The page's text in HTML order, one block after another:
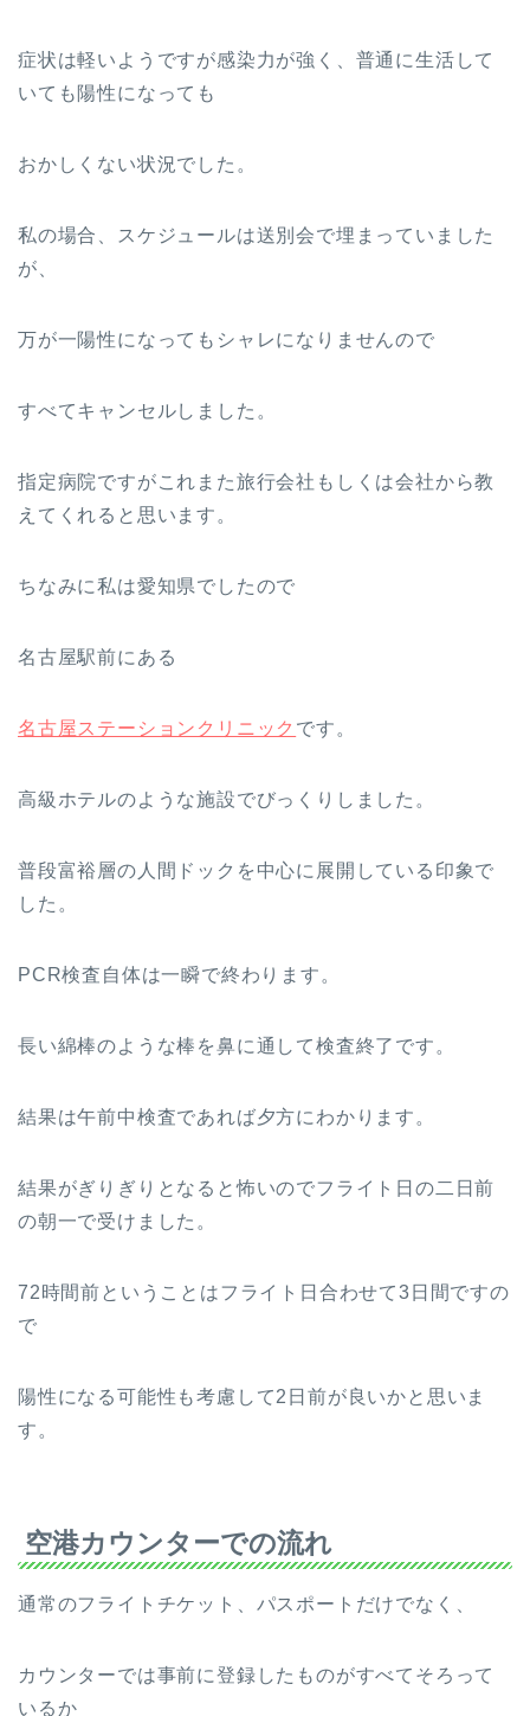
症状は軽いようですが感染力が強く、普通に生活して
いても陽性になっても
おかしくない状況でした。
私の場合、スケジュールは送別会で埋まっていました
が、
万が一陽性になってもシャレになりませんので
すべてキャンセルしました。
指定病院ですがこれまた旅行会社もしくは会社から教
えてくれると思います。
ちなみに私は愛知県でしたので
名古屋駅前にある
名古屋ステーションクリニック です。
高級ホテルのような施設でびっくりしました。
普段富裕層の人間ドックを中心に展開している印象で
した。
PCR検査自体は一瞬で終わります。
長い綿棒のような棒を鼻に通して検査終了です。
結果は午前中検査であれば夕方にわかります。
結果がぎりぎりとなると怖いのでフライト日の二日前
の朝一で受けました。
72時間前ということはフライト日合わせて3日間ですの
で
陽性になる可能性も考慮して2日前が良いかと思いま
す。
空港カウンターでの流れ
通常のフライトチケット、パスポートだけでなく、
カウンターでは事前に登録したものがすべてそろって
いるか